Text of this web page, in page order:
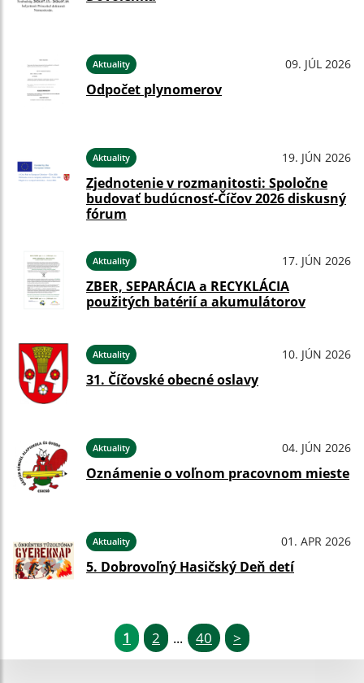
Aktuality 09. JÚL 2026
Odpočet plynomerov
Aktuality 19. JÚN 2026
Zjednotenie v rozmanitosti: Spoločne
budovať budúcnosť-Číčov 2026 diskusný
fórum
Aktuality 17. JÚN 2026
ZBER, SEPARÁCIA a RECYKLÁCIA
použitých batérií a akumulátorov
Aktuality 10. JÚN 2026
31. Číčovské obecné oslavy
Aktuality 04. JÚN 2026
Oznámenie o voľnom pracovnom mieste
Aktuality 01. APR 2026
5. Dobrovoľný Hasičský Deň detí
1 2 ... 40 >